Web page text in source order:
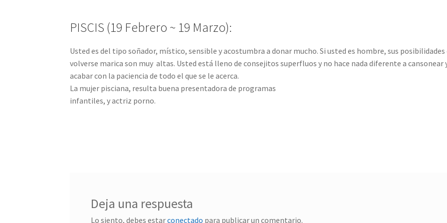
PISCIS (19 Febrero ~ 19 Marzo):
Usted es del tipo soñador, místico, sensible y acostumbra a donar mucho. Si usted es hombre, sus posibilidades
volverse marica son muy altas. Usted está lleno de consejitos superfluos y no hace nada diferente a cansonear
acabar con la paciencia de todo el que se le acerca.
La mujer pisciana, resulta buena presentadora de programas
infantiles, y actriz porno.
Deja una respuesta
Lo siento, debes estarconectado para publicar un comentario.